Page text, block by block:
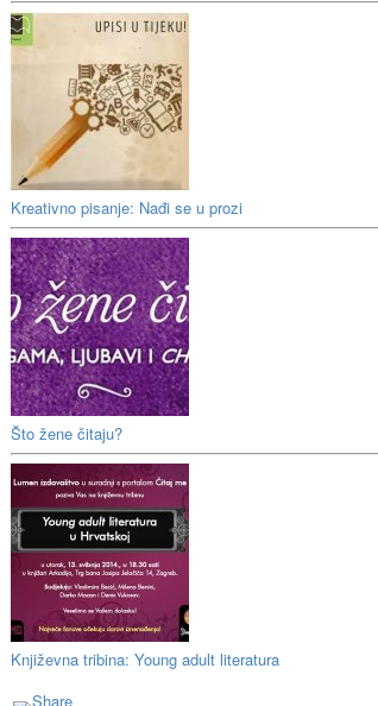
Kreativno pisanje: Nađi se u prozi
Što žene čitaju?
Književna tribina: Young adult literatura